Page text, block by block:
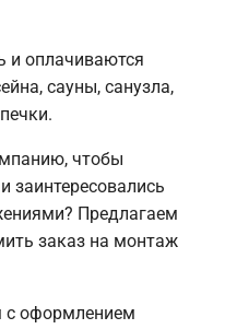
и оплачиваются
сауны, санузла,
чтобы
заинтересовались
Предлагаем
заказ на монтаж
с оформлением